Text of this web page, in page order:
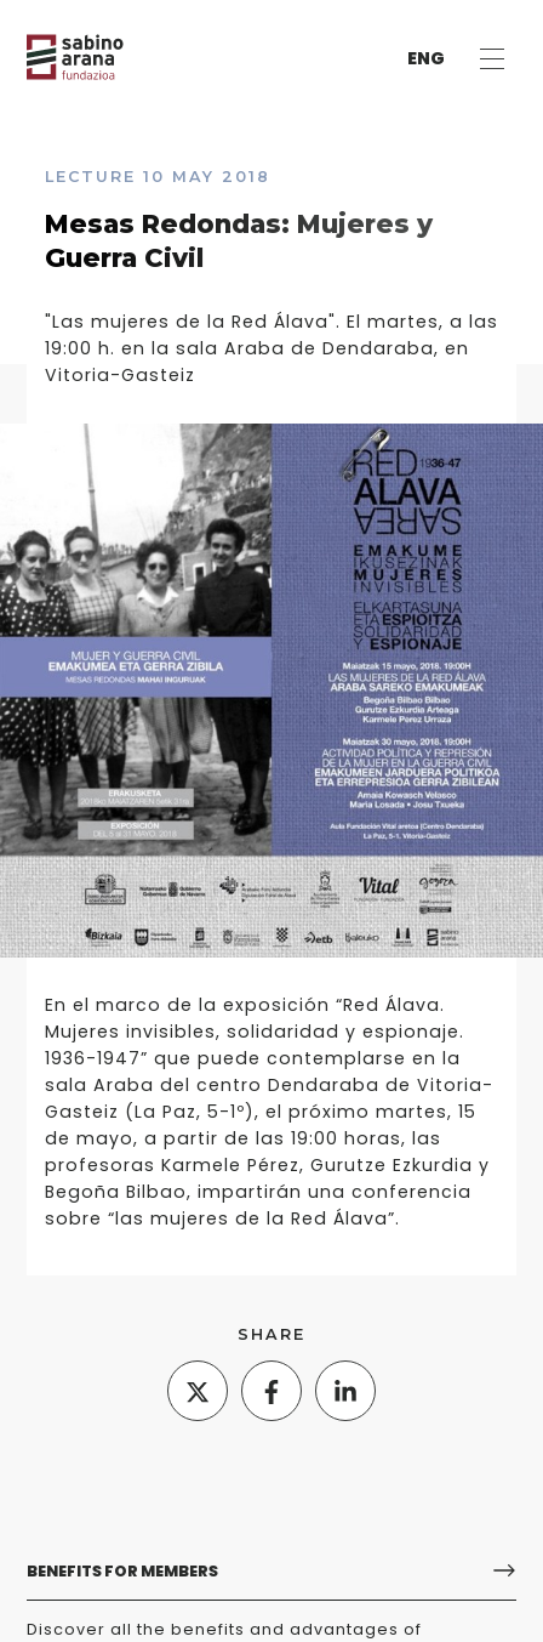
ENG
LECTURE 10 MAY 2018
Mesas Redondas: Mujeres y
Guerra Civil
"Las mujeres de la Red Álava". El martes, a las
19:00 h. en la sala Araba de Dendaraba, en
Vitoria-Gasteiz
En el marco de la exposición “Red Álava.
Mujeres invisibles, solidaridad y espionaje.
1936-1947” que puede contemplarse en la
sala Araba del centro Dendaraba de Vitoria-
Gasteiz (La Paz, 5-1º), el próximo martes, 15
de mayo, a partir de las 19:00 horas, las
profesoras Karmele Pérez, Gurutze Ezkurdia y
Begoña Bilbao, impartirán una conferencia
sobre “las mujeres de la Red Álava”.
SHARE
BENEFITS FOR MEMBERS
Discover all the benefits and advantages of